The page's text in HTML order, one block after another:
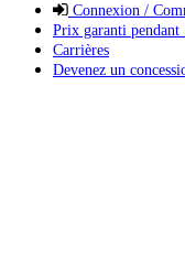
Connexion /
Prix garanti pendant
Carrières
Devenez un